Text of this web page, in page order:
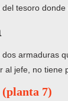
tesoro donde
armaduras
al jefe, no tiene
7)